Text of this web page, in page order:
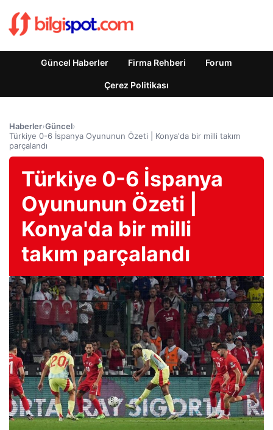
Güncel Haberler Firma Rehberi Forum
Çerez Politikası
Haberler›Güncel›
Türkiye 0-6 İspanya Oyununun Özeti | Konya'da bir milli takım
parçalandı
Türkiye 0-6 İspanya
Oyununun Özeti |
Konya'da bir milli
takım parçalandı